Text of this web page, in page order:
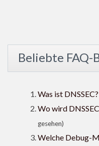
Beliebte FAQ-
Was ist DNSSEC?
Wo wird
gesehen)
Welche Debug-